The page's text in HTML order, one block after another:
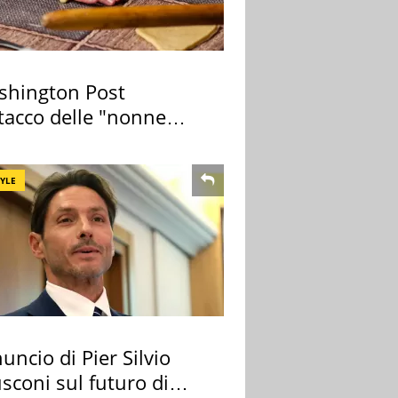
Post
delle "nonne
di Pier Silvio
sul futuro di